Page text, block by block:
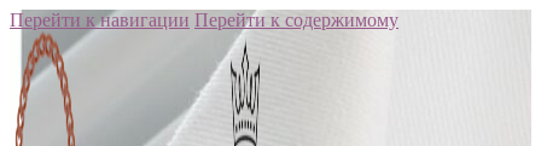
Перейти к навигации Перейти к содержимому